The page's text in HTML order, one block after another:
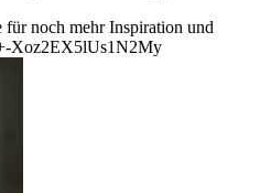
für noch mehr Inspiration und
Xoz2EX5lUs1N2My